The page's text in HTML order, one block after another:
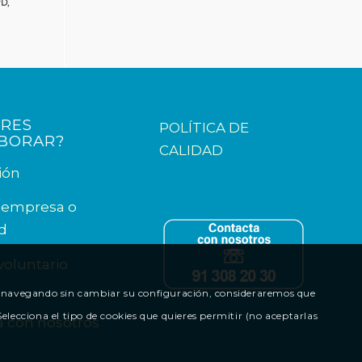
empresa o
con nosotros
POLÍTICA DE
CALIDAD
sin cambiar su configuración, consideraremos que
el tipo de cookies que quieres permitir (no aceptarlas